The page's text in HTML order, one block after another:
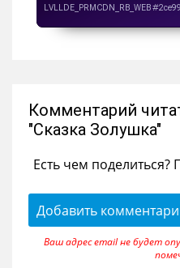
Комментарий
"Сказка Золушка"
Есть чем
Добавить
Ваш адрес email не будет